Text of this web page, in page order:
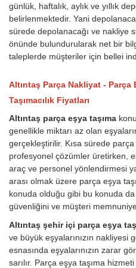
günlük, haftalık, aylık ve yıllık
belirlenmektedir. Yani
sürede depolanacağı ve nakliye
önünde bulundurularak net bir
taleplerde müşteriler için bellei
Altıntaş Parça Nakliyat - Parça
Taşımacılık Fiyatları
Altıntaş parça eşya taşıma
genellikle miktarı az olan
gerçekleştirilir. Kısa sürede parça
profesyonel çözümler üretirken,
araç ve personel yönlendirmesi
arası olmak üzere parça eşya
konuda olduğu gibi bu konuda da
güvenliğini ve müşteri
Altıntaş şehir içi parça eşya
ve büyük eşyalarınızın nakliyesi
esnasında eşyalarınızın zarar
sarılır. Parça eşya taşıma